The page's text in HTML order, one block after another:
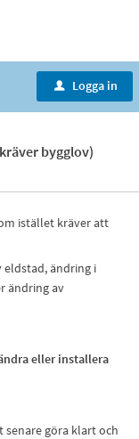
u Logga in
bygglov)
istället kräver att
eldstad, ändring i
ändring av
eller installera
senare göra klart och